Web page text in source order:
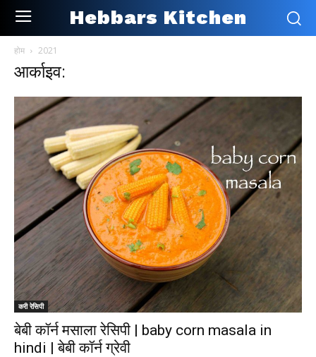
Hebbars Kitchen
होम 2021
आर्काइव:
करी रेसिपी
बेबी कॉर्न मसाला रेसिपी | baby corn masala in
hindi | बेबी कॉर्न ग्रेवी